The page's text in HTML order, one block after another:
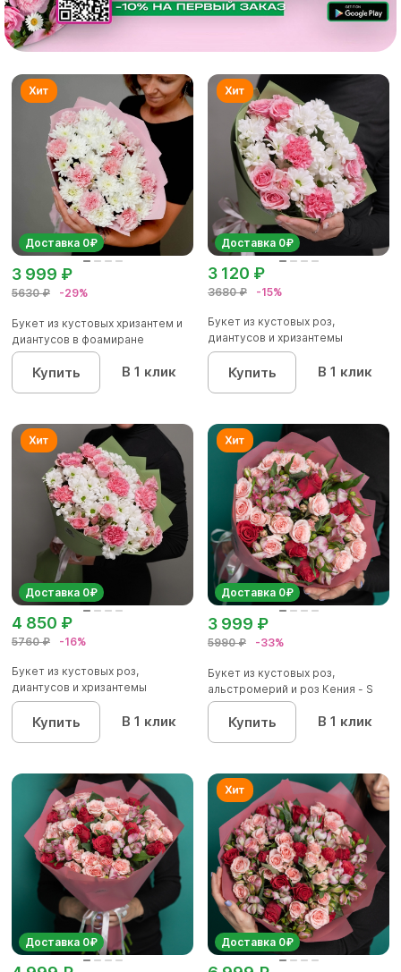
Доставка 0₽
5630 ₽ -29%
3 999 ₽
Букет из кустовых хризантем и
диантусов в фоамиране
Купить В 1 клик
Доставка 0₽
3680 ₽ -15%
3 120 ₽
Букет из кустовых роз,
диантусов и хризантемы
кустовой...
Купить В 1 клик
Доставка 0₽
5760 ₽ -16%
4 850 ₽
Букет из кустовых роз,
диантусов и хризантемы
кустовой...
Купить В 1 клик
Доставка 0₽
5990 ₽ -33%
3 999 ₽
Букет из кустовых роз,
альстромерий и роз Кения - S
Купить В 1 клик
Доставка 0₽ Доставка 0₽